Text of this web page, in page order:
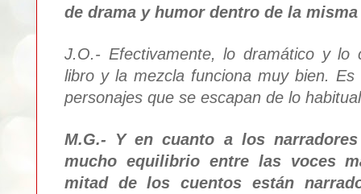
de drama y humor dentro de la
J.O.- Efectivamente, lo dramático y lo
libro y la mezcla funciona muy bien.
personajes que se escapan de lo
M.G.- Y en cuanto a los
mucho equilibrio entre las voces
mitad de los cuentos están